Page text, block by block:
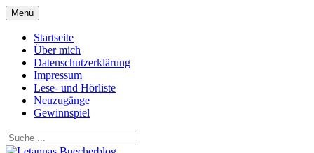
Zum
Inhalt
springen
Menü
Startseite
Über mich
Datenschutzerklärung
Impressum
Lese- und Hörliste
Neuzugänge
Gewinnspiel